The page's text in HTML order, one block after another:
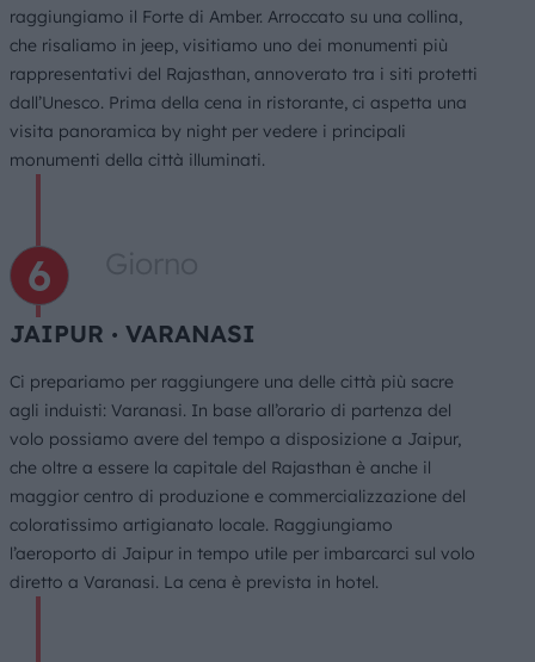
raggiungiamo il Forte di Amber. Arroccato su una collina,
che risaliamo in jeep, visitiamo uno dei monumenti più
rappresentativi del Rajasthan, annoverato tra i siti protetti
dall’Unesco. Prima della cena in ristorante, ci aspetta una
visita panoramica by night per vedere i principali
monumenti della città illuminati.
JAIPUR ∙ VARANASI
Ci prepariamo per raggiungere una delle città più sacre
agli induisti: Varanasi. In base all’orario di partenza del
volo possiamo avere del tempo a disposizione a Jaipur,
che oltre a essere la capitale del Rajasthan è anche il
maggior centro di produzione e commercializzazione del
coloratissimo artigianato locale. Raggiungiamo
l’aeroporto di Jaipur in tempo utile per imbarcarci sul volo
diretto a Varanasi. La cena è prevista in hotel.